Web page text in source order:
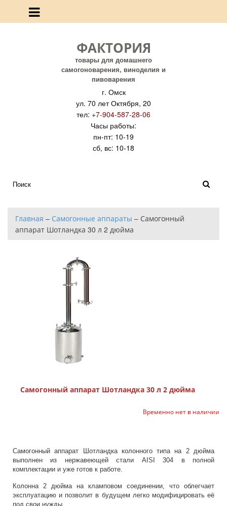
ФАКТОРИЯ
товары для домашнего
самогоноварения, виноделия и
пивоварения
г. Омск
ул. 70 лет Октября, 20
тел: +7-904-587-28-06
Часы работы:
пн-пт: 10-19
сб, вс: 10-18
Главная – Самогонные аппараты – Самогонный
аппарат Шотландка 30 л 2 дюйма
Самогонный аппарат Шотландка 30 л 2 дюйма
Временно нет в наличии
Самогонный аппарат Шотландка колонного типа на 2 дюйма
выполнен из нержавеющей стали AISI 304 в полной
комплектации и уже готов к работе.
Колонна 2 дюйма на кламповом соединении, что облегчает
эксплуатацию и позволит в будущем легко модифицировать её
под свои нужды.